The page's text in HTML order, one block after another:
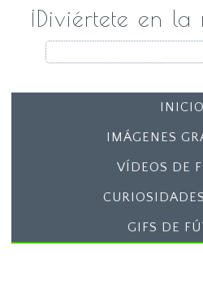
¡Diviértete en
INICIO
IMÁGENES
VÍDEOS DE
GIFS DE